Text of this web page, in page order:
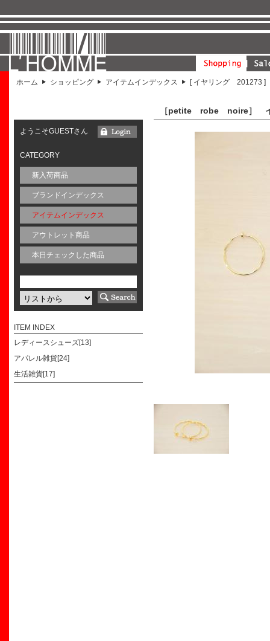
ホーム ショッピング アイテムインデックス [ イヤリング 201273 ]
［petite robe noire］
ようこそGUESTさん
CATEGORY
新入荷商品
ブランドインデックス
アイテムインデックス
アウトレット商品
本日チェックした商品
ITEM INDEX
レディースシューズ[13]
アパレル雑貨[24]
生活雑貨[17]